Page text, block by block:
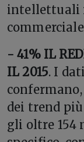
intellettuali
- 41% IL
IL 2015. I
dei trend
gli oltre